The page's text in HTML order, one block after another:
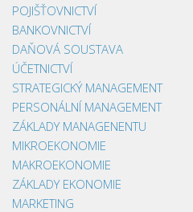
POJIŠŤOVNICTVÍ
BANKOVNICTVÍ
DAŇOVÁ SOUSTAVA
ÚČETNICTVÍ
STRATEGICKÝ MANAGEMENT
PERSONÁLNÍ MANAGEMENT
ZÁKLADY MANAGENENTU
MIKROEKONOMIE
MAKROEKONOMIE
ZÁKLADY EKONOMIE
MARKETING